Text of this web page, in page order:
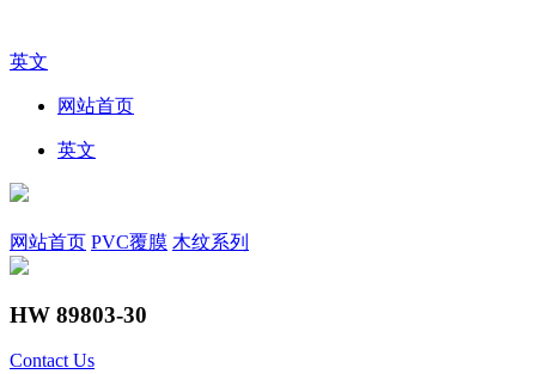
英文
网站首页
英文
网站首页 PVC覆膜 木纹系列
HW 89803-30
Contact Us